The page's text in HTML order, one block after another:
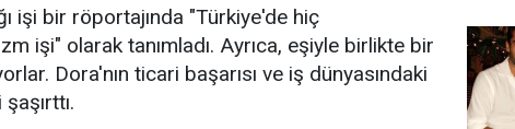
işi bir röportajında "Türkiye'de hiç
işi" olarak tanımladı. Ayrıca, eşiyle birlikte bir
Dora'nın ticari başarısı ve iş dünyasındaki